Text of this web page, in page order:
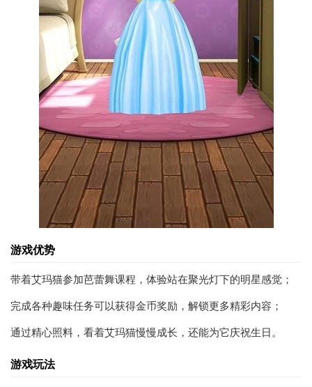
游戏优势
带着艾玛猫参加芭蕾舞课程，体验站在聚光灯下的明星感觉；
完成各种趣味任务可以获得金币奖励，解锁更多精彩内容；
通过精心照料，看着艾玛猫慢慢成长，还能为它庆祝生日。
游戏玩法